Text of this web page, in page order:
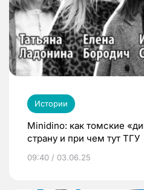
Истории
Minidino: как томские
страну и при чем тут ТГУ
09:40 / 03.06.25